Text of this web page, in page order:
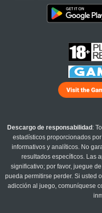
Descargo de responsabilidad :
estadísticos proporcionados por
informativos y analíticos. No
resultados específicos. Las
significativo; por favor, juegue
pueda permitirse perder. Si usted
adicción al juego, comuníquese